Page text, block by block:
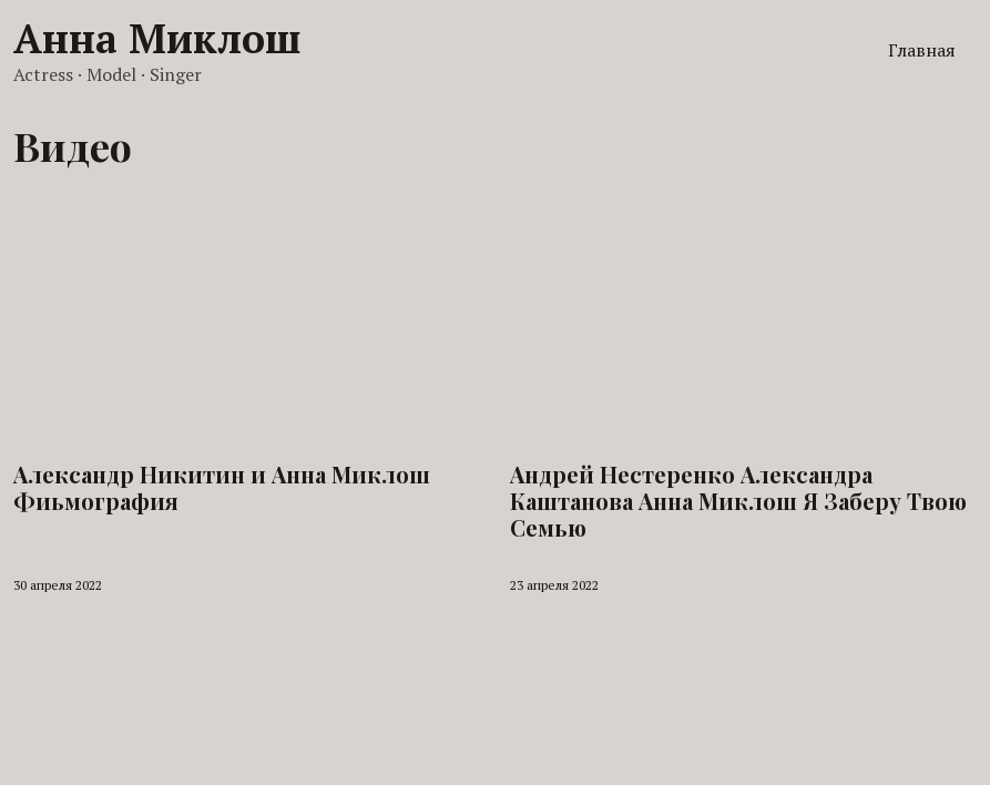
Анна Миклош
Actress · Model · Singer
Главная
Видео
Александр Никитин и Анна Миклош
Фиьмография
30 апреля 2022
Андрей Нестеренко Александра
Каштанова Анна Миклош Я Заберу Твою
Семью
23 апреля 2022